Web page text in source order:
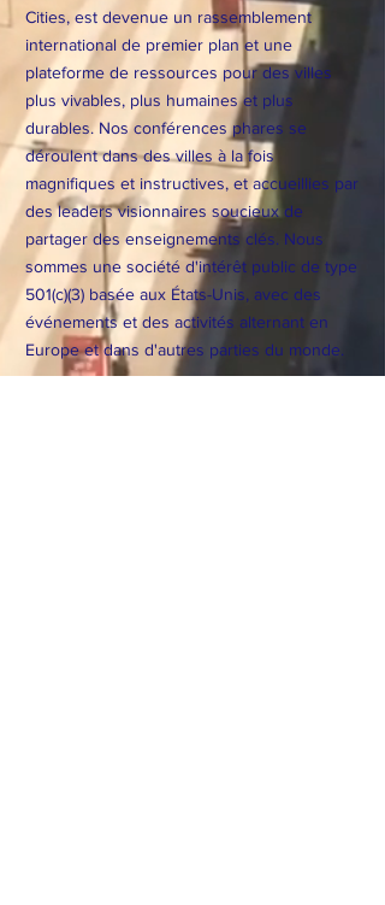
Cities, est devenue un rassemblement
international de premier plan et une
plateforme de ressources pour des villes
plus vivables, plus humaines et plus
durables. Nos conférences phares se
déroulent dans des villes à la fois
magnifiques et instructives, et accueillies par
des leaders visionnaires soucieux de
partager des enseignements clés. Nous
sommes une société d'intérêt public de type
501(c)(3) basée aux États-Unis, avec des
événements et des activités alternant en
Europe et dans d'autres parties du monde.